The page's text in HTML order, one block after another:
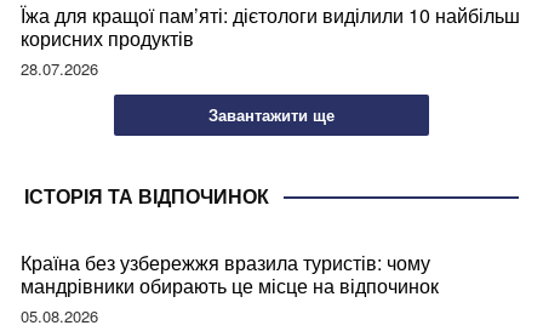
Їжа для кращої пам’яті: дієтологи виділили 10 найбільш
корисних продуктів
28.07.2026
Завантажити ще
ІСТОРІЯ ТА ВІДПОЧИНОК
Країна без узбережжя вразила туристів: чому
мандрівники обирають це місце на відпочинок
05.08.2026